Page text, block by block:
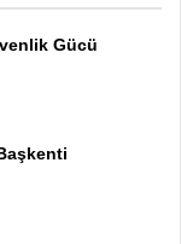
Gücü